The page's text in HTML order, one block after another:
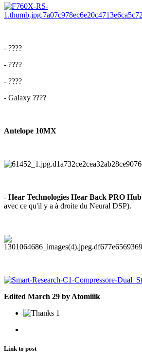
- ????
- ????
- ????
- Galaxy ????
Antelope 10MX
- Hear Technologies Hear Back PRO Hub
avec ce qu'il y a à droite du Neural DSP).
Edited March 29 by Atomiiik
1
Link to post